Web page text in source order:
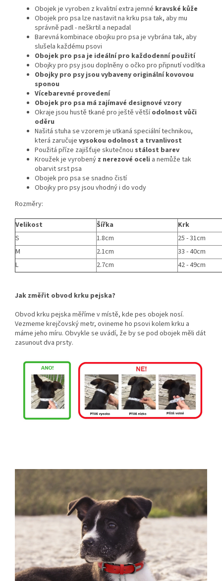
Obojek je vyroben z kvalitní extra jemné kravské kůže
Obojek pro psa lze nastavit na krku psa tak, aby mu
správně padl - neškrtil a nepadal
Barevná kombinace obojku pro psa je vybrána tak, aby
slušela každému psovi
Obojek pro psa je ideální pro každodenní použití
Obojky pro psy jsou doplněny o očko pro připnutí vodítka
Obojky pro psy jsou vybaveny originální kovovou
sponou
Vícebarevné provedení
Obojek pro psa má zajímavé designové vzory
Okraje jsou hustě tkané pro ještě větší odolnost vůči
oděru
Našitá stuha se vzorem je utkaná speciální technikou,
která zaručuje vysokou odolnost a trvanlivost
Použitá příze zajišťuje skutečnou stálost barev
Kroužek je vyrobený z nerezové oceli a nemůže tak
obarvit srst psa
Obojek pro psa se snadno čistí
Obojky pro psy jsou vhodný i do vody
Rozměry:
Velikost Šířka
Krk
S
1.8cm
25 - 31cm
M
2.1cm
33 - 40cm
L
2.7cm 42 - 49cm
Jak změřit obvod krku pejska?
Obvod krku pejska měříme v místě, kde pes obojek nosí.
Vezmeme krejčovský metr, ovineme ho psovi kolem krku a
máme jeho míru. Obvykle se uvádí, že by se pod obojek měli dát
zasunout dva prsty.